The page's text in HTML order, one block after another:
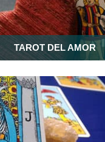
TAROT DEL AMOR